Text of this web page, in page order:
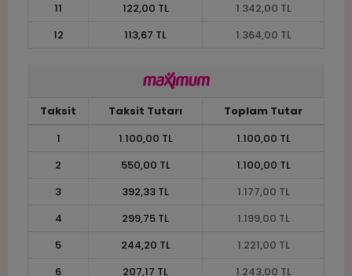
11
122,00 TL
1.342,00 TL
12
113,67 TL 1.364,00 TL
Taksit Taksit Tutarı
Toplam Tutar
1
1.100,00 TL
1.100,00 TL
2
550,00 TL
1.100,00 TL
3
392,33 TL
1.177,00 TL
4
299,75 TL
1.199,00 TL
5
244,20 TL
1.221,00 TL
6
207,17 TL 1.243,00 TL